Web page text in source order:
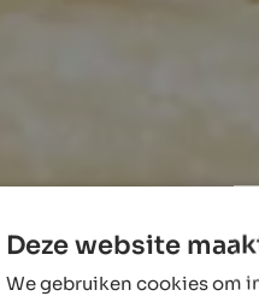
Deze website
We gebruiken cookies om